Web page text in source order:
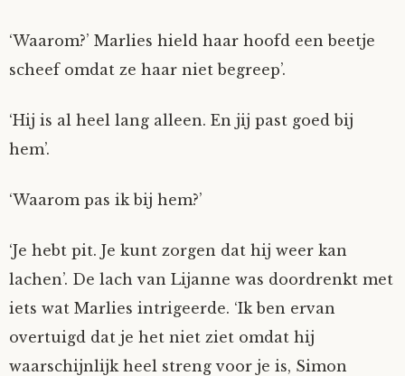
‘Waarom?’ Marlies hield haar hoofd een beetje
scheef omdat ze haar niet begreep’.
‘Hij is al heel lang alleen. En jij past goed bij
hem’.
‘Waarom pas ik bij hem?’
‘Je hebt pit. Je kunt zorgen dat hij weer kan
lachen’. De lach van Lijanne was doordrenkt met
iets wat Marlies intrigeerde. ‘Ik ben ervan
overtuigd dat je het niet ziet omdat hij
waarschijnlijk heel streng voor je is, Simon